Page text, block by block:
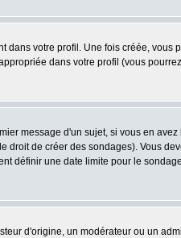
dans votre profil. Une fois créée, vous
dans votre profil (vous
message d'un sujet, si vous en
de créer des sondages). Vous
définir une date limite pour le
d'origine, un modérateur ou un